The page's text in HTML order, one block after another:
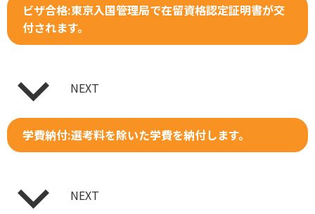
ビザ合格:東京入国管理局で在留資格認定証明書が交
付されます。
NEXT
学費納付:選考料を除いた学費を納付します。
NEXT